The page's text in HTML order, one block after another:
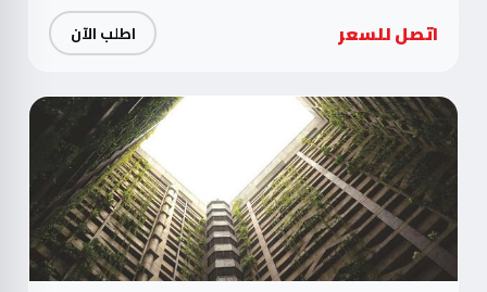
اتصل للسعر اطلب الآن